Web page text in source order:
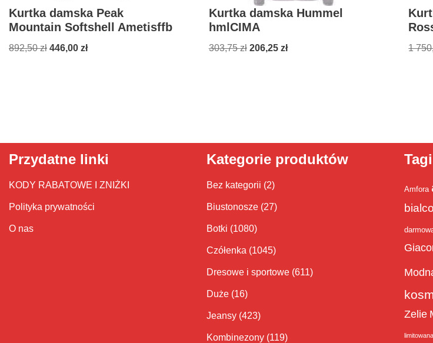
Kurtka damska Peak
Mountain Softshell Ametisffb
892,50zł 446,00 zł
Kurtka damska Hummel
hmlCIMA
303,75zł 206,25 zł 1
Przydatne linki
KODY RABATOWE I ZNIŻKI
Polityka prywatności
O nas
Kategorie produktów
Bez kategorii (2)
Biustonosze (27)
Botki (1080)
Czółenka (1045)
Dresowe i sportowe (611)
Duże (16)
Jeansy (423)
Kombinezony (119)
Tagi
Amfora
Zelie